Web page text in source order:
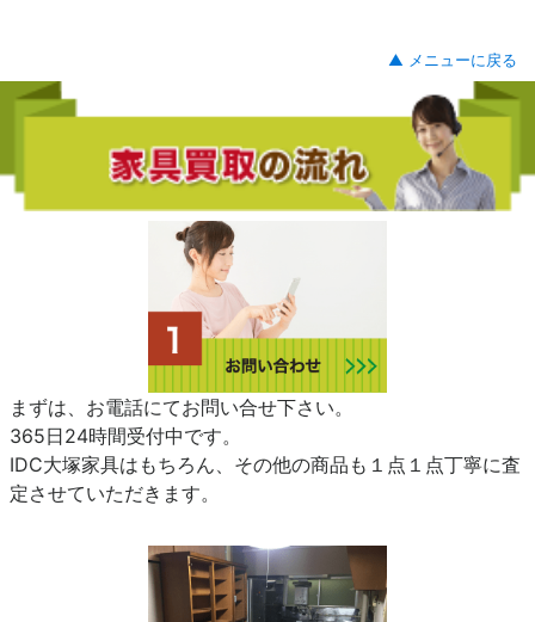
▲ メニューに戻る
まずは、お電話にてお問い合せ下さい。
365日24時間受付中です。
IDC大塚家具はもちろん、その他の商品も１点１点丁寧に査
定させていただきます。